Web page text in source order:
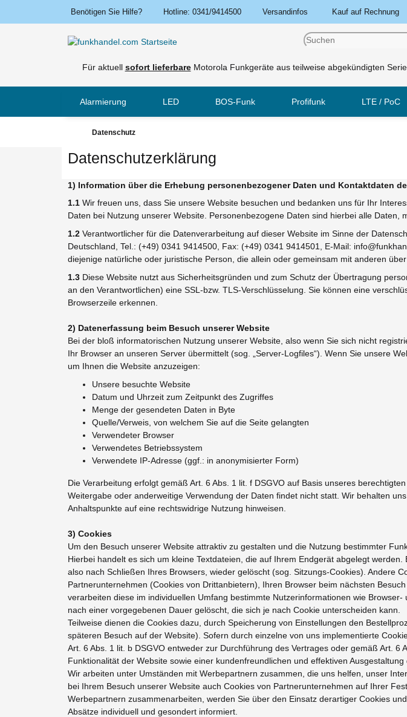
Benötigen Sie Hilfe? Hotline: 0341/9414500 Versandinfos Kauf auf Rechnung
Für aktuell sofort lieferbareMotorola Funkgeräte aus teilweise abgekündigten
Alarmierung LED BOS-Funk Profifunk LTE / PoC
Datenschutz
Datenschutzerklärung
1) Information über die Erhebung personenbezogener Daten und Kontaktdaten
1.1 Wir freuen uns, dass Sie unsere Website besuchen und bedanken uns für Ihr
Daten bei Nutzung unserer Website. Personenbezogene Daten sind hierbei alle Daten,
1.2 Verantwortlicher für die Datenverarbeitung auf dieser Website im Sinne der
Deutschland, Tel.: (+49) 0341 9414500, Fax: (+49) 0341 9414501, E-Mail:
diejenige natürliche oder juristische Person, die allein oder gemeinsam mit anderen
1.3 Diese Website nutzt aus Sicherheitsgründen und zum Schutz der Übertragung
an den Verantwortlichen) eine SSL-bzw. TLS-Verschlüsselung. Sie können eine
Browserzeile erkennen.
2) Datenerfassung beim Besuch unserer Website
Bei der bloß informatorischen Nutzung unserer Website, also wenn Sie sich nicht
Ihr Browser an unseren Server übermittelt (sog. „Server-Logfiles“). Wenn Sie unsere
um Ihnen die Website anzuzeigen:
Unsere besuchte Website
Datum und Uhrzeit zum Zeitpunkt des Zugriffes
Menge der gesendeten Daten in Byte
Quelle/Verweis, von welchem Sie auf die Seite gelangten
Verwendeter Browser
Verwendetes Betriebssystem
Verwendete IP-Adresse (ggf.: in anonymisierter Form)
Die Verarbeitung erfolgt gemäß Art. 6 Abs. 1 lit. f DSGVO auf Basis unseres
Weitergabe oder anderweitige Verwendung der Daten findet nicht statt. Wir behalten
Anhaltspunkte auf eine rechtswidrige Nutzung hinweisen.
3) Cookies
Um den Besuch unserer Website attraktiv zu gestalten und die Nutzung bestimmter
Hierbei handelt es sich um kleine Textdateien, die auf Ihrem Endgerät abgelegt
also nach Schließen Ihres Browsers, wieder gelöscht (sog. Sitzungs-Cookies). Andere
Partnerunternehmen (Cookies von Drittanbietern), Ihren Browser beim nächsten
verarbeiten diese im individuellen Umfang bestimmte Nutzerinformationen wie
nach einer vorgegebenen Dauer gelöscht, die sich je nach Cookie unterscheiden kann.
Teilweise dienen die Cookies dazu, durch Speicherung von Einstellungen den
späteren Besuch auf der Website). Sofern durch einzelne von uns implementierte
Art. 6 Abs. 1 lit. b DSGVO entweder zur Durchführung des Vertrages oder gemäß Art.
Funktionalität der Website sowie einer kundenfreundlichen und effektiven Ausgestaltung
Wir arbeiten unter Umständen mit Werbepartnern zusammen, die uns helfen, unser
bei Ihrem Besuch unserer Website auch Cookies von Partnerunternehmen auf Ihrer
Werbepartnern zusammenarbeiten, werden Sie über den Einsatz derartiger Cookies
Absätze individuell und gesondert informiert.